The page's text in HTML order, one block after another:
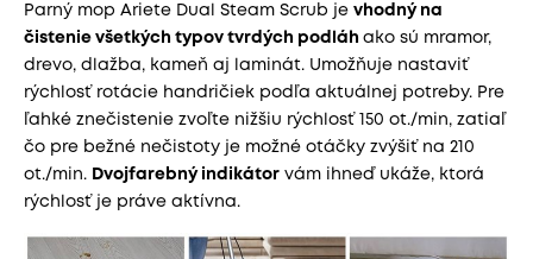
Parný mop Ariete Dual Steam Scrub je vhodný na
čistenie všetkých typov tvrdých podláh ako sú mramor,
drevo, dlažba, kameň aj laminát. Umožňuje nastaviť
rýchlosť rotácie handričiek podľa aktuálnej potreby. Pre
ľahké znečistenie zvoľte nižšiu rýchlosť 150 ot./min, zatiaľ
čo pre bežné nečistoty je možné otáčky zvýšiť na 210
ot./min. Dvojfarebný indikátor vám ihneď ukáže, ktorá
rýchlosť je práve aktívna.